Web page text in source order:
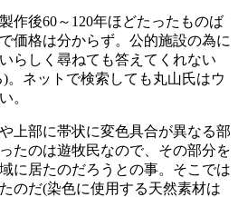
作後60～120年ほどたったものば
価格は分からず。公的施設の為に
らしく尋ねても答えてくれない
。ネットで検索しても丸山氏はウ
。
上部に帯状に変色具合が異なる部
たのは遊牧民なので、その部分を
に居たのだろうとの事。そこでは
のだ(染色に使用する天然素材は